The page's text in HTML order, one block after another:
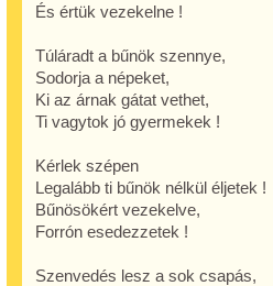
És értük vezekelne !
Túláradt a bűnök szennye,
Sodorja a népeket,
Ki az árnak gátat vethet,
Ti vagytok jó gyermekek !
Kérlek szépen
Legalább ti bűnök nélkül éljetek !
Bűnösökért vezekelve,
Forrón esedezzetek !
Szenvedés lesz a sok csapás,